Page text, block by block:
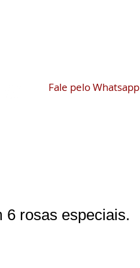
Fale pelo Whatsapp
6 rosas especiais.